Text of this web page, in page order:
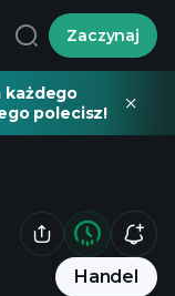
Zaczynaj
każdego
polecisz!
Handel